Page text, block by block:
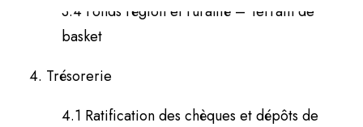
3.4 Fonds région et ruralité – Terrain de
basket
4. Trésorerie
4.1 Ratification des chèques et dépôts de